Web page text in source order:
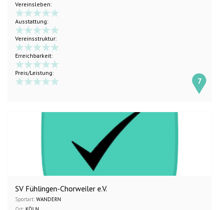
Vereinsleben:
Ausstattung:
Vereinsstruktur:
Erreichbarkeit:
Preis/Leistung:
7
SV Fühlingen-Chorweiler e.V.
Sportart: WANDERN